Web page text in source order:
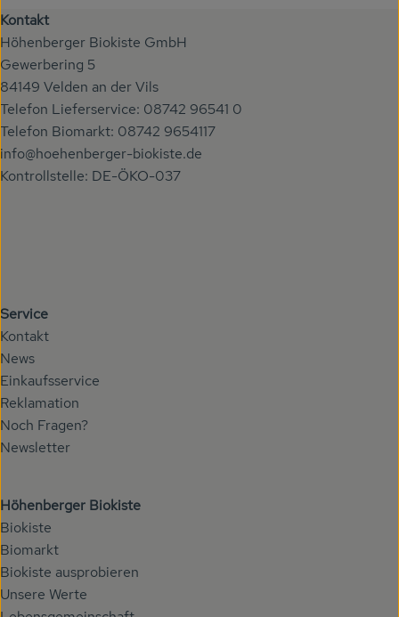
Kontakt
Höhenberger Biokiste GmbH
Gewerbering 5
84149 Velden an der Vils
Telefon Lieferservice: 08742 96541 0
Telefon Biomarkt: 08742 9654117
info@hoehenberger-biokiste.de
Kontrollstelle: DE-ÖKO-037
Service
Kontakt
News
Einkaufsservice
Reklamation
Noch Fragen?
Newsletter
Höhenberger Biokiste
Biokiste
Biomarkt
Biokiste ausprobieren
Unsere Werte